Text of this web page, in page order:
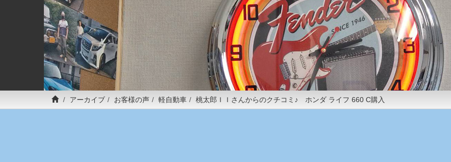
アーカイブ お客様の声 軽自動車 桃太郎ＩＩさんからのクチコミ♪ ホンダ ライフ 660 C購入